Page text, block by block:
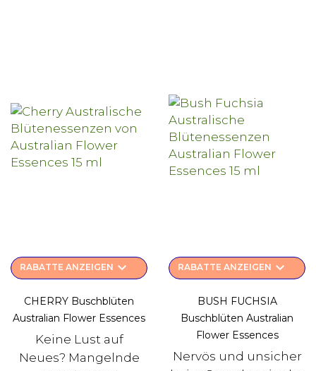
RABATTE ANZEIGEN keyboard_arrow_down
CHERRY Buschblüten
Australian Flower Essences
Keine Lust auf
Neues? Mangelnde
RABATTE ANZEIGEN keyboard_arrow_down
BUSH FUCHSIA
Buschblüten Australian
Flower Essences
Nervös und unsicher